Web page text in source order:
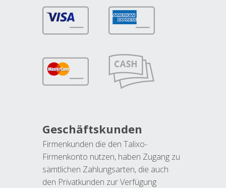
Geschäftskunden
Firmenkunden die den Talixo-
Firmenkonto nutzen, haben Zugang zu
sämtlichen Zahlungsarten, die auch
den Privatkunden zur Verfügung